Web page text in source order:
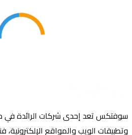
سوفتكس تعد إحدى شركات الرائدة في
وتطبيقات الويب والمواقع الإلكترونية،